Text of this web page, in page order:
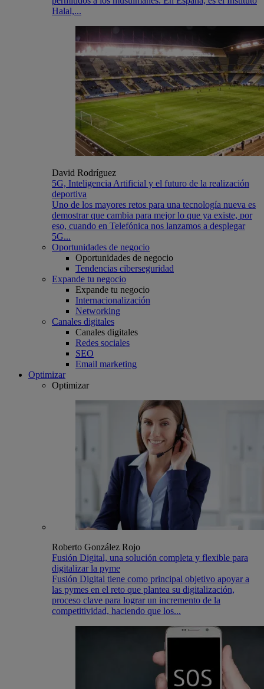
Halal,...
David Rodríguez
5G, Inteligencia Artificial y el futuro de la realización
deportiva
Uno de los mayores retos para una tecnología nueva es
demostrar que cambia para mejor lo que ya existe, por
eso, cuando en Telefónica nos lanzamos a desplegar
5G...
Oportunidades de negocio
Oportunidades de negocio
Tendencias ciberseguridad
Expande tu negocio
Expande tu negocio
Internacionalización
Networking
Canales digitales
Canales digitales
Redes sociales
SEO
Email marketing
Optimizar
Optimizar
Roberto González Rojo
Fusión Digital, una solución completa y flexible para
digitalizar la pyme
Fusión Digital tiene como principal objetivo apoyar a
las pymes en el reto que plantea su digitalización,
proceso clave para lograr un incremento de la
competitividad, haciendo que los...